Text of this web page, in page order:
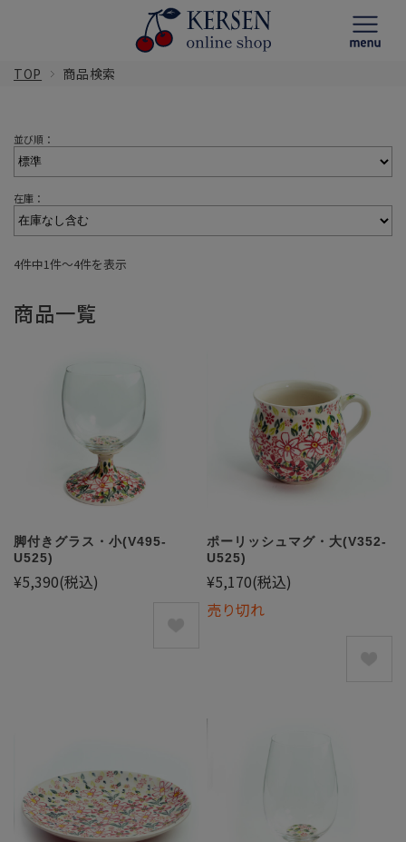
TOP 商品検索
並び順：
在庫：
4件中1件〜4件を表示
商品一覧
脚付きグラス・小(V495-
U525)
¥5,390(税込)
ポーリッシュマグ・大(V352-
U525)
¥5,170(税込)
売り切れ